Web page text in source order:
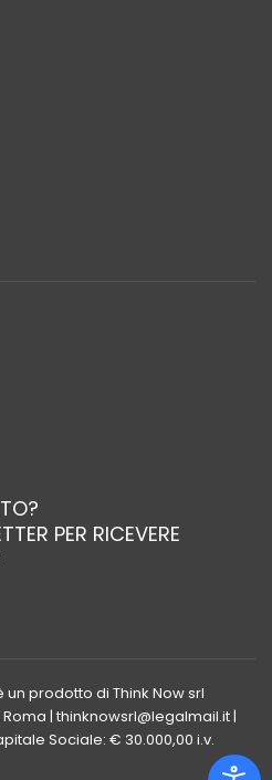
PER RICEVERE
prodotto di Think Now srl
Roma | thinknowsrl@legalmail.it |
Sociale: € 30.000,00 i.v.